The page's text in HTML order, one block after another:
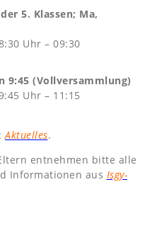
5. Klassen; Ma,
Uhr – 09:30
9:45 (Vollversammlung)
Uhr – 11:15
Aktuelles.
entnehmen bitte alle
Informationen aus Isgy-